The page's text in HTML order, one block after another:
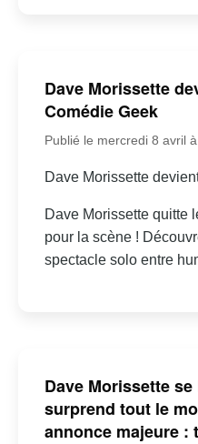
Dave Morissette
Comédie Geek
Publié le mercredi 8 avril
Dave Morissette
Dave Morissette quitte
pour la scène !
spectacle solo entre
Dave Morissette
surprend tout le
annonce majeure